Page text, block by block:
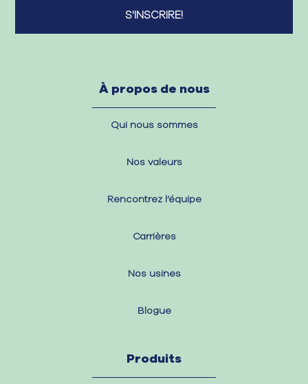
À propos de nous
Qui nous sommes
Nos valeurs
Rencontrez l’équipe
Carrières
Nos usines
Blogue
Produits